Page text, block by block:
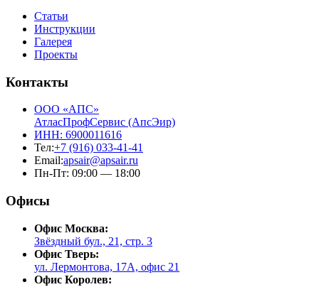
Статьи
Инструкции
Галерея
Проекты
Контакты
ООО «АПС»
АтласПрофСервис (АпсЭир)
ИНН: 6900011616
Тел:+7 (916) 033-41-41
Email:apsair@apsair.ru
Пн-Пт: 09:00 — 18:00
Офисы
Офис Москва:
Звёздный бул., 21, стр. 3
Офис Тверь:
ул. Лермонтова, 17А, офис 21
Офис Королев: